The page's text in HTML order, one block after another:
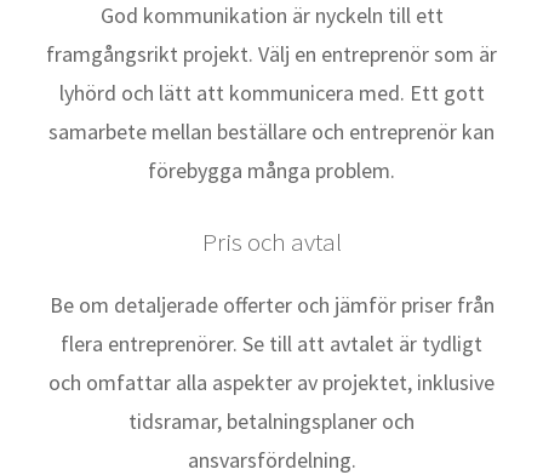
God kommunikation är nyckeln till ett
framgångsrikt projekt. Välj en entreprenör som är
lyhörd och lätt att kommunicera med. Ett gott
samarbete mellan beställare och entreprenör kan
förebygga många problem.
Pris och avtal
Be om detaljerade offerter och jämför priser från
flera entreprenörer. Se till att avtalet är tydligt
och omfattar alla aspekter av projektet, inklusive
tidsramar, betalningsplaner och
ansvarsfördelning.